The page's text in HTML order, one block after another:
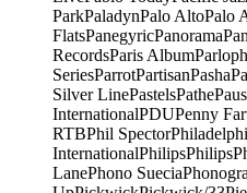
ParkPaladynPalo AltoPalo
FlatsPanegyricPanorama
RecordsParis Album
SeriesParrotPartisanPasha
Silver LinePastelsPathe
InternationalPDUPenny
RTBPhil Spector
InternationalPhilipsPhilips
LanePhono Suecia